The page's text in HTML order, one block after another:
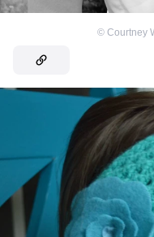
© Courtney